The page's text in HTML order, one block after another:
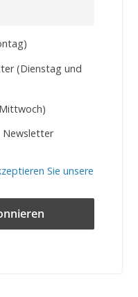
(Dienstag und
Newsletter
Sie unsere